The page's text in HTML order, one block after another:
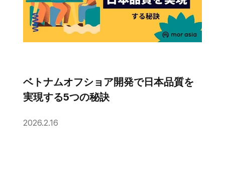
ベトナムオフショア開発で日本品質を
実現する5つの秘訣
2026.2.16